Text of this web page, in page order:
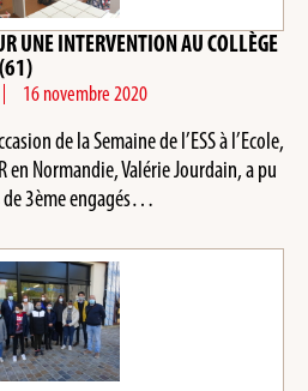
UNE INTERVENTION AU COLLÈGE
16 novembre 2020
de la Semaine de l’ESS à l’Ecole,
en Normandie, Valérie Jourdain, a pu
de 3ème engagés…